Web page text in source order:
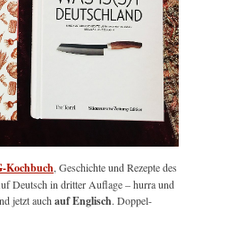
Kochbuch , Geschichte und Rezepte des
Deutsch in dritter Auflage – hurra und
jetzt auch auf Englisch. Doppel-